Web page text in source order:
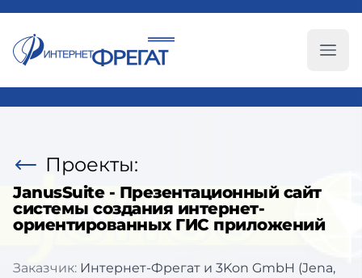
Проекты:
JanusSuite - Презентационный сайт
системы создания интернет-
ориентированных ГИС приложений
Заказчик: Интернет-Фрегат и 3Kon GmbH (Jena,